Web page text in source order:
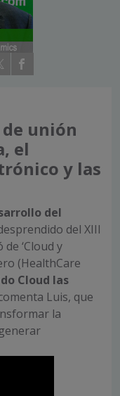
unión
el
y las
del
del XIII
‘Cloud y
(HealthCare
Cloud las
Luis, que
la